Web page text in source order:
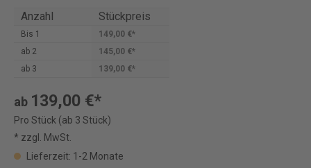
Anzahl Stückpreis
Bis 1
149,00 €*
ab 2
145,00 €*
ab 3 139,00 €*
ab 139,00 €*
Pro Stück (ab 3 Stück)
* zzgl. MwSt.
Lieferzeit: 1-2 Monate